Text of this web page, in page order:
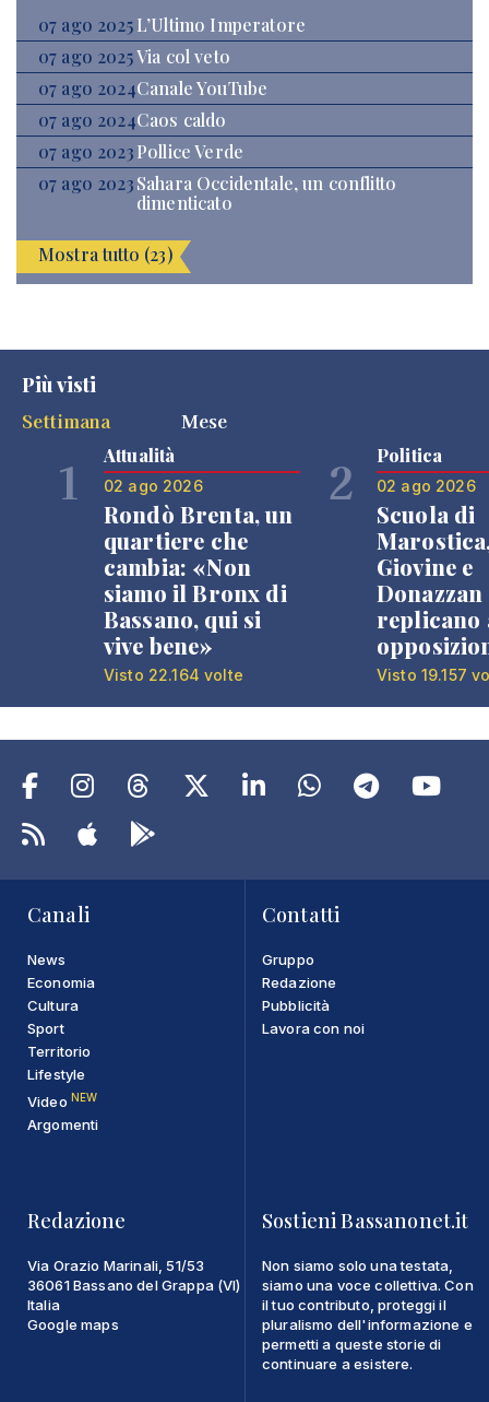
07 ago 2025 L’Ultimo Imperatore
07 ago 2025Via col veto
07 ago 2024Canale YouTube
07 ago 2024Caos caldo
07 ago 2023Pollice Verde
07 ago 2023Sahara Occidentale, un conflitto
dimenticato
Mostra tutto (23)
Più visti
Settimana
Mese
1 Attualità
02 ago 2026
Rondò Brenta, un
quartiere che
cambia: «Non
siamo il Bronx di
Bassano, qui si
vive bene»
Visto 22.164 volte
2 Politica
02 ago 2026
Scuola di
Giovine e
Donazzan
replicano
Visto 19.157
Canali
News
Economia
Cultura
Sport
Territorio
Lifestyle
Video NEW
Argomenti
Contatti
Gruppo
Redazione
Pubblicità
Lavora con noi
Redazione
Via Orazio Marinali, 51/53
36061 Bassano del Grappa (VI)
Italia
Google maps
Sostieni Bassanonet.it
Non siamo solo una testata,
siamo una voce collettiva. Con
il tuo contributo, proteggi il
pluralismo dell'informazione e
permetti a queste storie di
continuare a esistere.